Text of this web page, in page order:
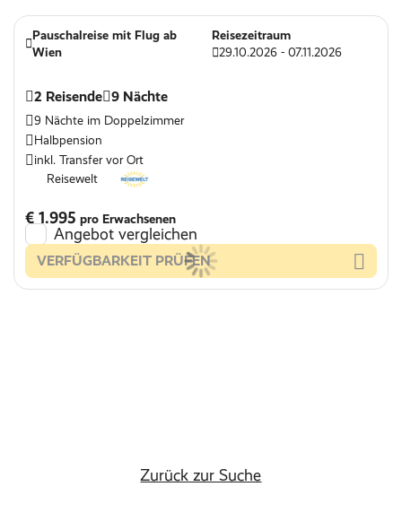
Pauschalreise mit Flug ab
Wien
Reisezeitraum
29.10.2026 - 07.11.2026
2 Reisende 9 Nächte
9 Nächte im Doppelzimmer
Halbpension
inkl. Transfer vor Ort
Reisewelt
€ 1.995 pro Erwachsenen
Angebot vergleichen
VERFÜGBARKEIT PRÜFEN
Zurück zur Suche